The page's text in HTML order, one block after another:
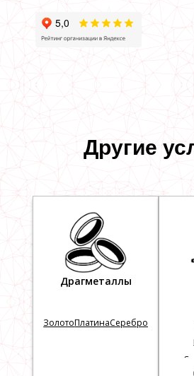
Другие
Драгметаллы
ЗолотоПлатинаСеребро